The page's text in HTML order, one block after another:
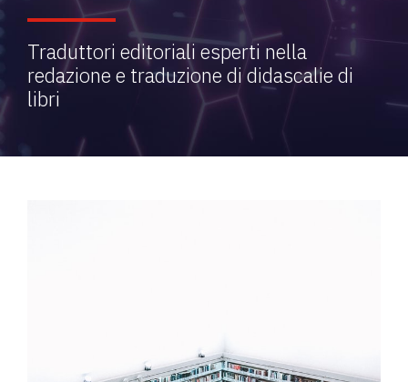
Traduttori editoriali esperti nella
redazione e traduzione di didascalie di
libri